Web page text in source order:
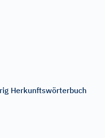
Herkunftswörterbuch